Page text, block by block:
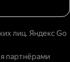
лиц. Яндекс Go
партнёрами